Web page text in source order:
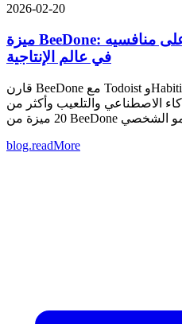
2026-02-20
ميزة BeeDone: لماذا يتفوق هذا التطبيق على منافسيه
في عالم الإنتاجية
قارن BeeDone مع Todoist وHabitica وForest وTickTick وNotion.
الاصطناعي والتلعيب وأكثر من
blog.readMore